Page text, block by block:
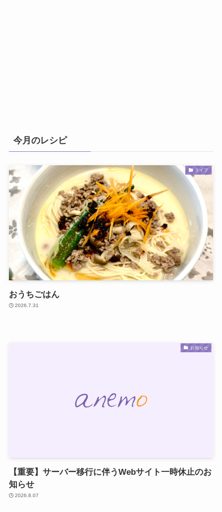
今月のレシピ
ライフ
おうちごはん
2026.7.31
お知らせ
【重要】サーバー移行に伴うWebサイト一時休止のお
知らせ
2026.8.07